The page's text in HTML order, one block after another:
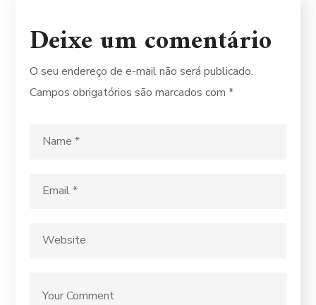
Deixe um comentário
O seu endereço de e-mail não será publicado.
Campos obrigatórios são marcados com*